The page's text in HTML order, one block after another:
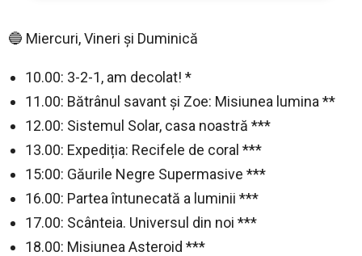
🔵 Miercuri, Vineri și Duminică
10.00: 3-2-1, am decolat! *
11.00: Bătrânul savant și Zoe: Misiunea lumina **
12.00: Sistemul Solar, casa noastră ***
13.00: Expediția: Recifele de coral ***
15:00: Găurile Negre Supermasive ***
16.00: Partea întunecată a luminii ***
17.00: Scânteia. Universul din noi ***
18.00: Misiunea Asteroid ***